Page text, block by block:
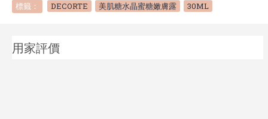
標籤： DECORTE 美肌糖水晶蜜糖嫩膚露 30ML
用家評價